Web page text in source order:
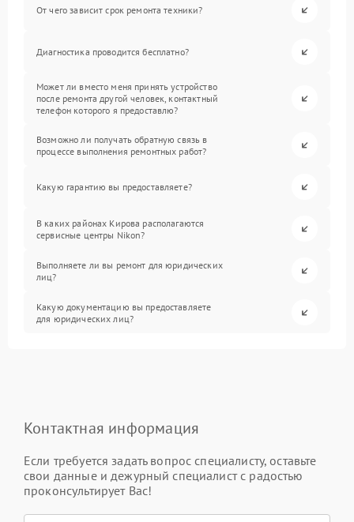
От чего зависит срок ремонта техники?
Диагностика проводится бесплатно?
Может ли вместо меня принять устройство
после ремонта другой человек, контактный
телефон которого я предоставлю?
Возможно ли получать обратную связь в
процессе выполнения ремонтных работ?
Какую гарантию вы предоставляете?
В каких районах Кирова располагаются
сервисные центры Nikon?
Выполняете ли вы ремонт для юридических
лиц?
Какую документацию вы предоставляете
для юридических лиц?
Контактная информация
Если требуется задать вопрос специалисту, оставьте
свои данные и дежурный специалист с радостью
проконсультирует Вас!